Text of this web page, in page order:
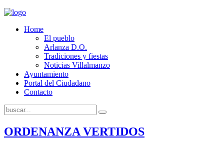
Home
El pueblo
Arlanza D.O.
Tradiciones y fiestas
Noticias Villalmanzo
Ayuntamiento
Portal del Ciudadano
Contacto
ORDENANZA VERTIDOS